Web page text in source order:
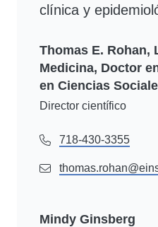
clínica y
Thomas E. Rohan,
Medicina, Doctor
en Ciencias
Director científico
718-430-3355
Mindy Ginsberg